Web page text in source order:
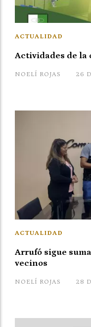
Actividades de la
NOELÍ ROJAS
ACTUALIDAD
26
Arrufó sigue
vecinos
NOELÍ ROJAS
ACTUALIDAD
28